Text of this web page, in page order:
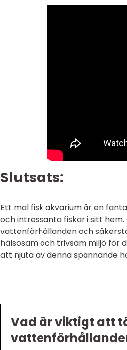
Slutsats:
Ett mal fisk akvarium är en
och intressanta fiskar i sitt
vattenförhållanden och
hälsosam och trivsam miljö för
att njuta av denna spännande
Vad är viktigt att